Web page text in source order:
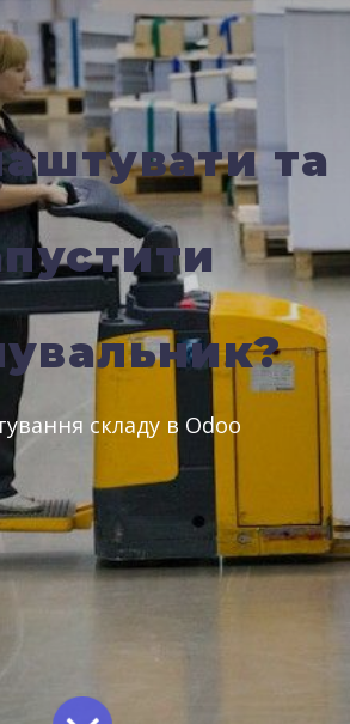
та
складу в Odoo